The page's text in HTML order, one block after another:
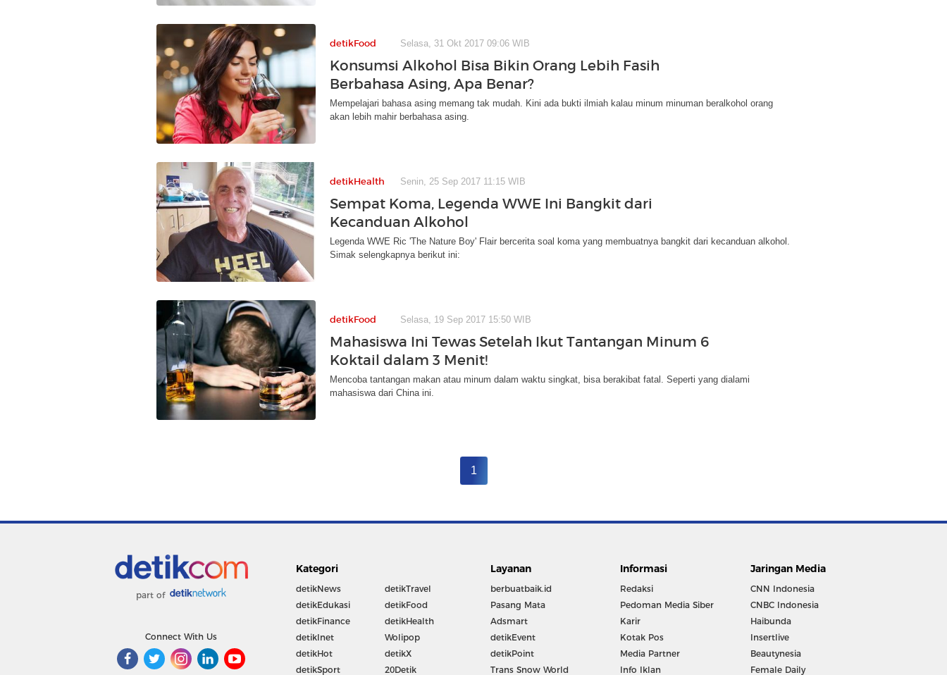
detikFood Selasa, 31 Okt 2017 09:06 WIB
Konsumsi Alkohol Bisa Bikin Orang Lebih Fasih
Berbahasa Asing, Apa Benar?
Mempelajari bahasa asing memang tak mudah. Kini ada bukti ilmiah kalau minum minuman beralkohol orang
akan lebih mahir berbahasa asing.
detikHealth Senin, 25 Sep 2017 11:15 WIB
Sempat Koma, Legenda WWE Ini Bangkit dari
Kecanduan Alkohol
Legenda WWE Ric 'The Nature Boy' Flair bercerita soal koma yang membuatnya bangkit dari kecanduan alkohol.
Simak selengkapnya berikut ini:
detikFood Selasa, 19 Sep 2017 15:50 WIB
Mahasiswa Ini Tewas Setelah Ikut Tantangan Minum 6
Koktail dalam 3 Menit!
Mencoba tantangan makan atau minum dalam waktu singkat, bisa berakibat fatal. Seperti yang dialami
mahasiswa dari China ini.
1
part of
Connect With Us
Kategori
detikNews
detikEdukasi
detikFinance
detikInet
detikHot
detikSport
detikTravel
detikFood
detikHealth
Wolipop
detikX
20Detik
Layanan
berbuatbaik.id
Pasang Mata
Adsmart
detikEvent
detikPoint
Trans Snow World
Informasi
Redaksi
Pedoman Media Siber
Karir
Kotak Pos
Media Partner
Info Iklan
Jaringan Media
CNN Indonesia
CNBC Indonesia
Haibunda
Insertlive
Beautynesia
Female Daily